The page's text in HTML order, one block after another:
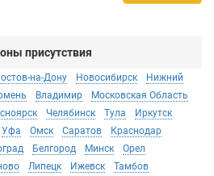
присутствия
на-Дону Новосибирск
Нижний
Владимир
Московская Область
Челябинск Тула
Иркутск
Уфа Омск Саратов
Краснодар
Белгород Минск
Орел
Липецк Ижевск
Тамбов